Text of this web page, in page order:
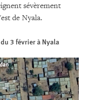
sévèrement
de Nyala.
3 février à Nyala